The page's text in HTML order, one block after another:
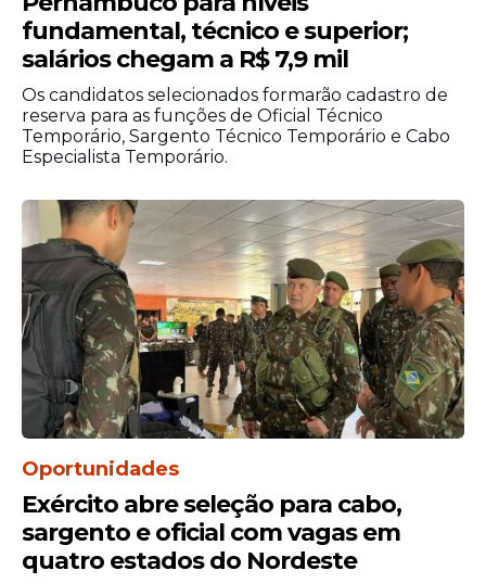
A etapa técnico-comportamental e as
provas práticas ocorrerão em 11 de março
de 2026, em local que será divulgado
posteriormente em edital de convocação.
O processo seletivo terá validade de 12
meses, contados a partir da homologação
do resultado final, com possibilidade de
prorrogação por igual período.
fundamental, técnico e superior;
salários chegam a R$ 7,9 mil
Os candidatos selecionados formarão cadastro de
reserva para as funções de Oficial Técnico
Temporário, Sargento Técnico Temporário e Cabo
Especialista Temporário.
Oportunidades
Exército abre seleção para cabo,
sargento e oficial com vagas em
quatro estados do Nordeste